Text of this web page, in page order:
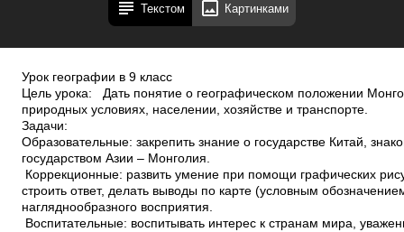
Текстом Картинками
Урок географии в 9 класс
Цель урока: Дать понятие о географическом положении
природных условиях, населении, хозяйстве и транспорте.
Задачи:
Образовательные: закрепить знание о государстве Китай,
государством Азии – Монголия.
Коррекционные: развить умение при помощи графических
строить ответ, делать выводы по карте (условным
наглядно­образного восприятия.
Воспитательные: воспитывать интерес к странам мира,